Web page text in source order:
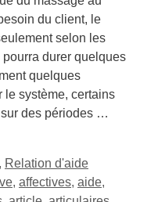
du client, le
selon les
durer quelques
quelques
le système, certains
des périodes …
, Relation d'aide
, affectives, aide,